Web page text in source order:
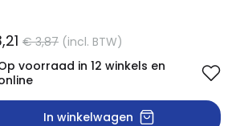
€ 3,87 (incl. BTW)
voorraad in 12 winkels en
In winkelwagen